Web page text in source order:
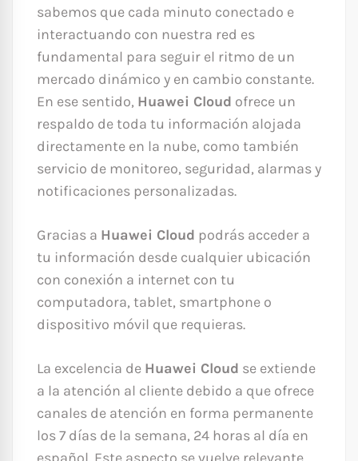
sabemos que cada minuto conectado e
interactuando con nuestra red es
fundamental para seguir el ritmo de un
mercado dinámico y en cambio constante.
En ese sentido, Huawei Cloud ofrece un
respaldo de toda tu información alojada
directamente en la nube, como también
servicio de monitoreo, seguridad, alarmas y
notificaciones personalizadas.
Gracias a Huawei Cloud podrás acceder a
tu información desde cualquier ubicación
con conexión a internet con tu
computadora, tablet, smartphone o
dispositivo móvil que requieras.
La excelencia de Huawei Cloud se extiende
a la atención al cliente debido a que ofrece
canales de atención en forma permanente
los 7 días de la semana, 24 horas al día en